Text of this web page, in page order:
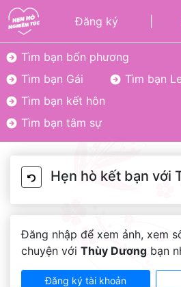
Đăng ký
Tìm bạn bốn phương
Tìm bạn Gái
Tìm bạn
Tìm bạn kết hôn
Tìm bạn tâm sự
Hẹn hò kết bạn với
Đăng nhập để xem ảnh, xem
chuyện với Thùy Dương bạn
Đăng ký tài khoản